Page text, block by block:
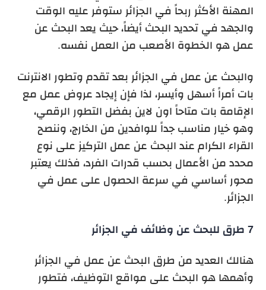
المهنة الأكثر ربحاً في الجزائر ستوفر عليه الوقت
والجهد في تحديد البحث أيضاً، حيث يعد البحث عن
عمل هو الخطوة الأصعب من العمل نفسه.
والبحث عن عمل في الجزائر بعد تقدم وتطور الانترنت
بات أمراً أسهل وأيسر، لذا فإن إيجاد عروض عمل مع
الإقامة بات متاحاً اون لاين بفضل التطور الرقمي،
وهو خيار مناسب جداً للوافدين من الخارج، وننصح
القراء الكرام عند البحث عن عمل التركيز على نوع
محدد من الأعمال بحسب قدرات الفرد، فذلك يعتبر
محور أساسي في سرعة الحصول على عمل في
الجزائر.
7 طرق للبحث عن وظائف في الجزائر
هنالك العديد من طرق البحث عن عمل في الجزائر
وأهمها هو البحث على مواقع التوظيف، فتطور